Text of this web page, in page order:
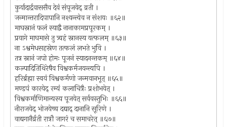
कुर्यादार्द्रवाससैव देवं संपूजयेद् व्रती ।
जन्मान्तरादिपापानि नश्यन्त्येव न संशयः ॥६२॥
माघस्नानं फलं स्याद्वै नानाकामप्रपूरकम् ।
प्रयागे माघमासे तु त्र्यहं स्नानस्य यत्फलम् ॥६३॥
ना ऽश्वमेधसहस्रेण तत्फलं लभते भुवि ।
तत्र स्नानं जपो होमः पूजनं स्यादनन्तकम् ॥६४॥
कल्पादितिथिरेषैव विश्वकर्मजयन्त्यपि ।
हरिर्ब्रह्मा स्वयं विश्वकर्मणो जन्मवानभूत् ॥६५॥
मण्डपं कारयेद् रम्यं कलाचित्रैः प्रशोभयेत् ।
विश्वकर्माणिमान्यस्य पूजयेत् सर्ववस्तुभिः ॥६६॥
नीराजयेद् भोजयेच्च दद्याद् दानानि सूरिणे ।
वाद्यगानैर्व्रती रात्रौ जागरं च समाचरेत् ॥६७॥